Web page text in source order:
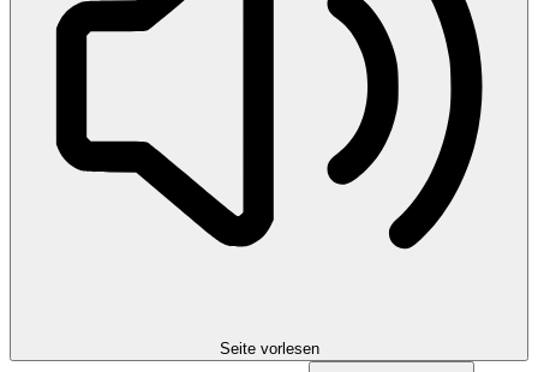
Seite vorlesen